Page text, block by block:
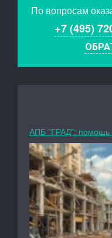
По вопросам
+7 (495)
АПБ "ГРАД": помощь